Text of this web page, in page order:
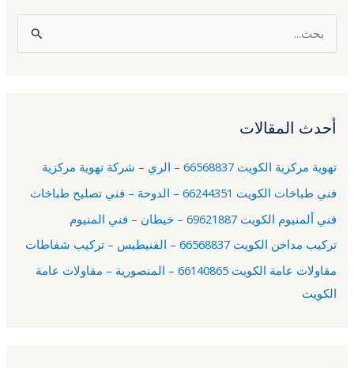
ث
ن
:
أحدث المقالات
تهوية مركزية الكويت 66568837 – الري – شركة تهوية مركزية
فني طباخات الكويت 66244351 – الدوحة – فني تصليح طباخات
فني ألمنيوم الكويت 69621887 – خيطان – فني المنيوم
تركيب مداخن الكويت 66568837 – الفنيطيس – تركيب شفاطات
مقاولات عامة الكويت 66140865 – المنصورية – مقاولات عامة
الكويت